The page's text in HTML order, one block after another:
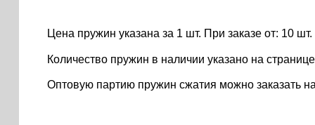
Цена пружин указана за 1 шт. При заказе от: 10
Количество пружин в наличии указано на
Оптовую партию пружин сжатия можно заказать